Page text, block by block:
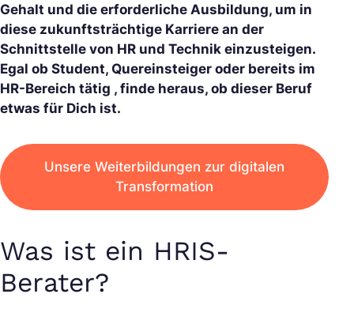
Gehalt und die erforderliche Ausbildung, um in
diese zukunftsträchtige Karriere an der
Schnittstelle von HR und Technik einzusteigen.
Egal ob Student, Quereinsteiger oder bereits im
HR-Bereich tätig , finde heraus, ob dieser Beruf
etwas für Dich ist.
Unsere Weiterbildungen zur digitalen
Transformation
Was ist ein HRIS-
Berater?